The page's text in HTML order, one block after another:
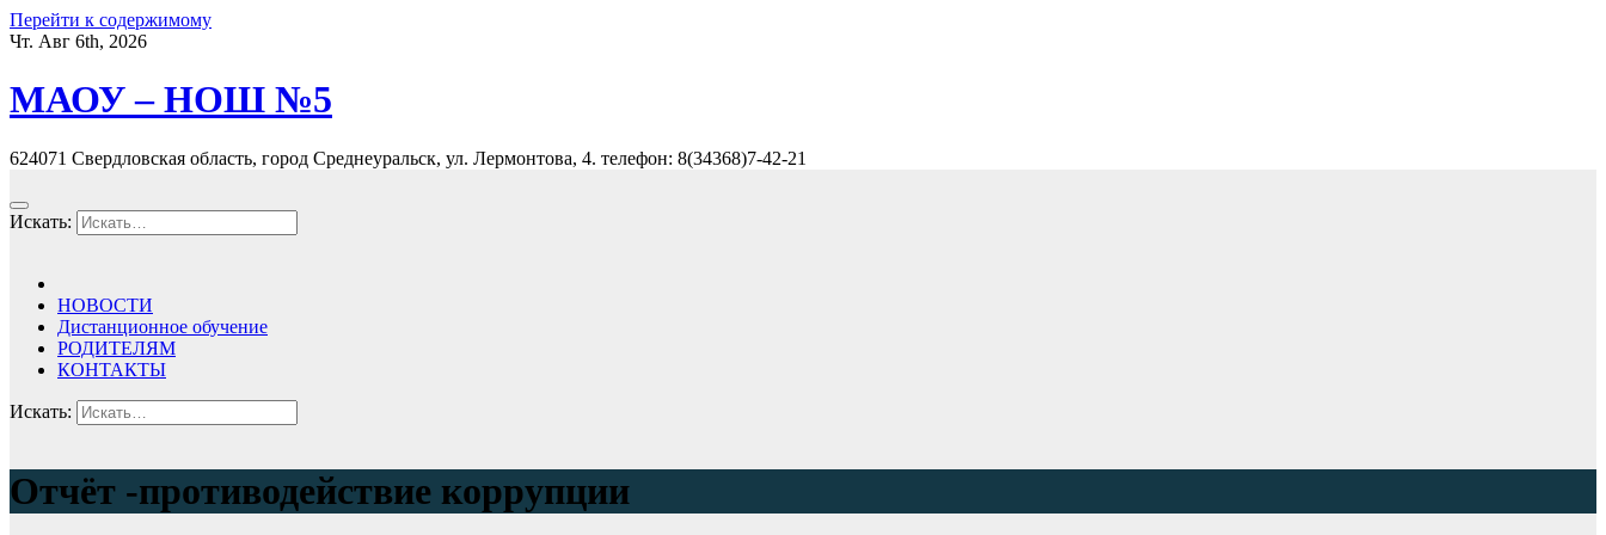
Перейти к содержимому
Чт. Авг 6th, 2026
МАОУ – НОШ №5
624071 Свердловская область, город Среднеуральск, ул. Лермонтова, 4. телефон: 8(34368)7-42-21
Искать:
НОВОСТИ
Дистанционное обучение
РОДИТЕЛЯМ
КОНТАКТЫ
Искать:
Отчёт -противодействие коррупции